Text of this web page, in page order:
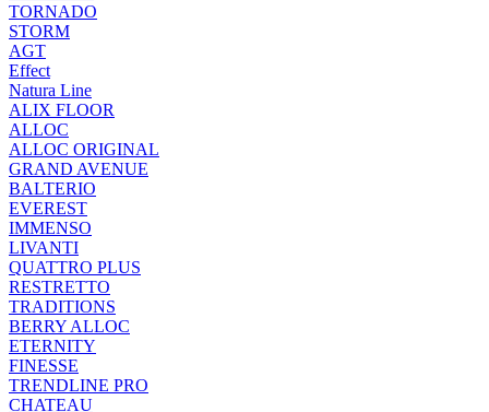
TORNADO
STORM
AGT
Effect
Natura Line
ALIX FLOOR
ALLOC
ALLOC ORIGINAL
GRAND AVENUE
BALTERIO
EVEREST
IMMENSO
LIVANTI
QUATTRO PLUS
RESTRETTO
TRADITIONS
BERRY ALLOC
ETERNITY
FINESSE
TRENDLINE PRO
CHATEAU